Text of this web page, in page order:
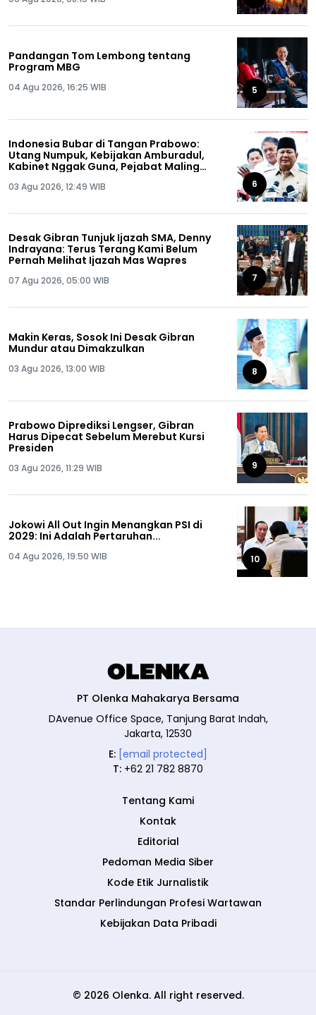
Pandangan Tom Lembong tentang
Program MBG
04 Agu 2026, 16:25 WIB 5
Indonesia Bubar di Tangan Prabowo:
Utang Numpuk, Kebijakan Amburadul,
Kabinet Nggak Guna, Pejabat Maling
03 Agu 2026, 12:49 WIB 6
Desak Gibran Tunjuk Ijazah SMA, Denny
Indrayana: Terus Terang Kami Belum
Pernah Melihat Ijazah Mas Wapres
07 Agu 2026, 05:00 WIB 7
Makin Keras, Sosok Ini Desak Gibran
Mundur atau Dimakzulkan
03 Agu 2026, 13:00 WIB 8
Prabowo Diprediksi Lengser, Gibran
Harus Dipecat Sebelum Merebut Kursi
Presiden
03 Agu 2026, 11:29 WIB 9
Jokowi All Out Ingin Menangkan PSI di
2029: Ini Adalah Pertaruhan...
04 Agu 2026, 19:50 WIB 10
PT Olenka Mahakarya Bersama
DAvenue Office Space, Tanjung Barat Indah,
Jakarta, 12530
E: [email protected]
T: +62 21 782 8870
Tentang Kami
Kontak
Editorial
Pedoman Media Siber
Kode Etik Jurnalistik
Standar Perlindungan Profesi Wartawan
Kebijakan Data Pribadi
© 2026 Olenka. All right reserved.